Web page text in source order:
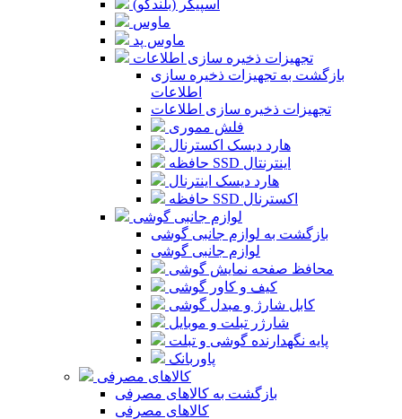
اسپیکر (بلندگو)
ماوس
ماوس پد
تجهیزات ذخیره سازی اطلاعات
بازگشت به تجهیزات ذخیره سازی
اطلاعات
تجهیزات ذخیره سازی اطلاعات
فلش مموری
هارد دیسک اکسترنال
حافظه SSD اینترنتال
هارد دیسک اینترنال
حافظه SSD اکسترنال
لوازم جانبی گوشی
بازگشت به لوازم جانبی گوشی
لوازم جانبی گوشی
محافظ صفحه نمایش گوشی
کیف و کاور گوشی
کابل شارژ و مبدل گوشی
شارژر تبلت و موبایل
پایه نگهدارنده گوشی و تبلت
پاوربانک
کالاهای مصرفی
بازگشت به کالاهای مصرفی
کالاهای مصرفی